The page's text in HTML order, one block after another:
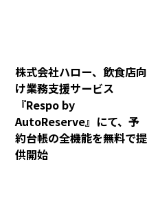
株式会社ハロー、飲食店向
け業務支援サービス
『Respo by
AutoReserve』にて、予
約台帳の全機能を無料で提
供開始